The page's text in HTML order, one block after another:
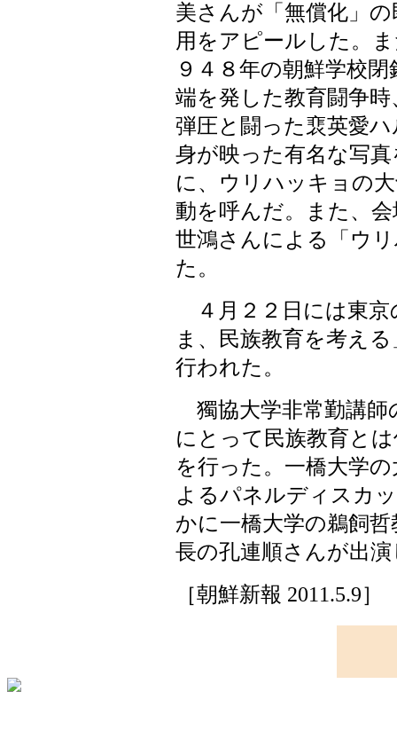
美さんが「無償化」の
用をアピールした。
９４８年の朝鮮学校閉
端を発した教育闘争
弾圧と闘った裵英愛
身が映った有名な写
に、ウリハッキョの
動を呼んだ。また、
世鴻さんによる「ウ
た。
４月２２日には東京
ま、民族教育を考え
行われた。
獨協大学非常勤講師
にとって民族教育と
を行った。一橋大学
よるパネルディスカ
かに一橋大学の鵜飼
長の孔連順さんが出
［朝鮮新報 2011.5.9］